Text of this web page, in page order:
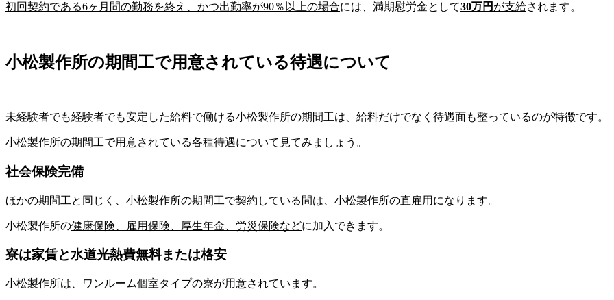
初回契約である6ヶ月間の勤務を終え、かつ出勤率が90％以上の場合には、 満期慰労金として30万円 が支給されます。
小松製作所の期間工で用意されている待遇について
未経験者でも経験者でも安定した給料で働ける小松製作所の期間工は、給料だけでなく待遇面も整っているのが特徴です。
小松製作所の期間工で用意されている各種待遇について見てみましょう。
社会保険完備
ほかの期間工と同じく、小松製作所の期間工で契約している間は、 小松製作所の直雇用 になります。
小松製作所の健康保険、雇用保険、厚生年金、労災保険などに加入 できます。
寮は家賃と水道光熱費無料または格安
小松製作所は、ワンルーム個室タイプの寮が用意されています。